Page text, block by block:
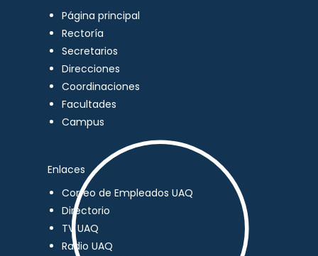
Página principal
Rectoría
Secretarios
Direcciones
Coordinaciones
Facultades
Campus
Enlaces
Correo de Empleados UAQ
Directorio
TV UAQ
Radio UAQ